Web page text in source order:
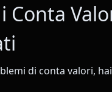
Conta
di conta valori,